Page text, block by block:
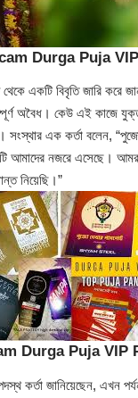
(Scam Durga Puja
একটি বিবৃতি জারি করে
অবৈধ। কেউ এই কাজে
সংস্থার এক কর্তা বলেন,
আমাদের নজরে এসেছে।
নিয়েছি।”
Durga Puja VIP
কর্তা জানিয়েছেন, এখন